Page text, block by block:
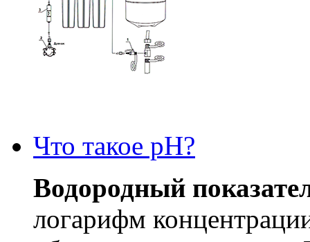
Что такое рН?
Водородный
логарифм